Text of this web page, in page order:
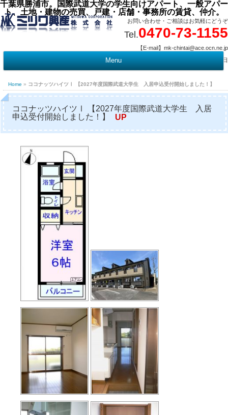
千葉県勝浦市。国際武道大学の学生向けアパート、一般アパー
ト、土地・建物の売買、戸建・店舗・事務所の賃貸、仲介。
お問い合わせ・ご相談はお気軽にどうぞ
Tel.0470-73-1155
【E-mail】mk-chintai@ace.ocn.ne.jp
【営業時間】09:00 ～ 17:15 【定 休 日】水曜・祭日
Menu
Home » ココナッツハイツⅠ 【2027年度国際武道大学生 入居申込受付開始しました！】
ココナッツハイツⅠ 【2027年度国際武道大学生 入居
申込受付開始しました！】
UP